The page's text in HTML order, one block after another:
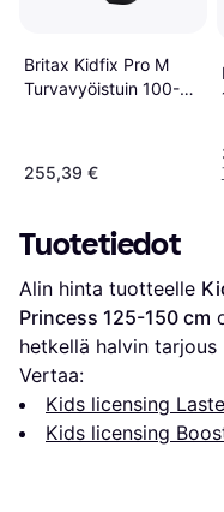
Britax Kidfix Pro M
Turvavyöistuin 100-
255,39 €
Tuotetiedot
Alin hinta tuotteelle
Princess 125-150 cm
hetkellä halvin tarjous
Vertaa:
Kids licensing
Kids licensing